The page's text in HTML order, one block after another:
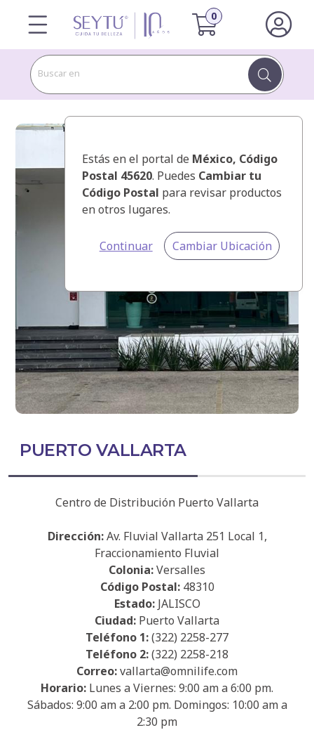
Buscar en
Estás en el portal de México, Código
Postal 45620. Puedes Cambiar tu
Código Postal para revisar productos
en otros lugares.
Continuar Cambiar Ubicación
PUERTO VALLARTA
Centro de Distribución Puerto Vallarta
Dirección:Av. Fluvial Vallarta 251 Local 1,
Fraccionamiento Fluvial
Colonia:Versalles
Código Postal:48310
Estado:JALISCO
Ciudad: Puerto Vallarta
Teléfono 1:(322) 2258-277
Teléfono 2:(322) 2258-218
Correo:vallarta@omnilife.com
Horario: Lunes a Viernes: 9:00 am a 6:00 pm.
Sábados: 9:00 am a 2:00 pm. Domingos: 10:00 am a
2:30 pm